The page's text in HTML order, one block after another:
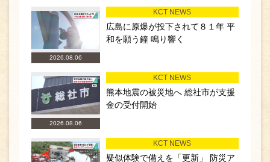
2026.08.06
KCT NEWS
広島に原爆が投下されて８１年 平
和を願う鐘 鳴り響く
2026.08.06
KCT NEWS
熊本地震の被災地へ 総社市が支援
金の受付開始
KCT NEWS
疑似体験で備えを「更新」 防災ア